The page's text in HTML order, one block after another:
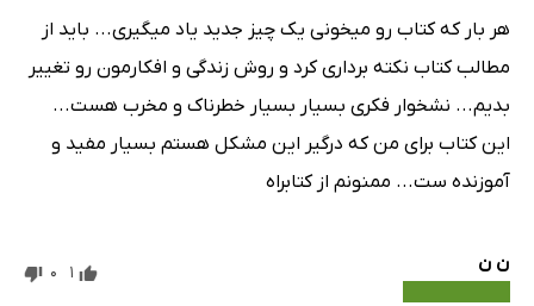
هر بار که کتاب رو میخونی یک چیز جدید یاد میگیری... باید از
مطالب کتاب نکته برداری کرد و روش زندگی و افکارمون رو تغییر
بدیم... نشخوار فکری بسیار بسیار خطرناک و مخرب هست...
این کتاب برای من که درگیر این مشکل هستم بسیار مفید و
آموزنده ست... ممنونم از کتابراه
ن ن 1
0